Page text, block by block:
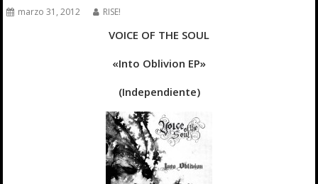
marzo 31, 2012 RISE!
VOICE OF THE SOUL
«Into Oblivion EP»
(Independiente)